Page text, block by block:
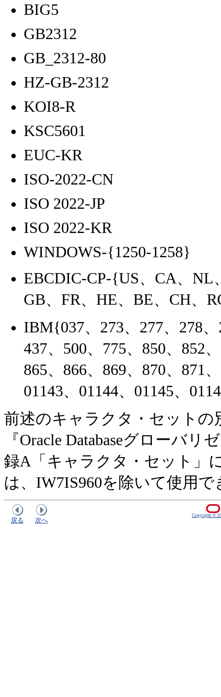
BIG5
GB2312
GB_2312-80
HZ-GB-2312
KOI8-R
KSC5601
EUC-KR
ISO-2022-CN
ISO 2022-JP
ISO 2022-KR
WINDOWS-{1250-1258}
EBCDIC-CP-{US、CA、
GB、FR、HE、BE、CH、
IBM{037、273、277、278
437、500、775、850、852
865、866、869、870、871
01143、01144、01145、
前述のキャラクタ・セット
『Oracle Databaseグローバ
録A「キャラクタ・セット」
は、IW7IS960を除いて使用で
戻る 次へ
Copyright ©